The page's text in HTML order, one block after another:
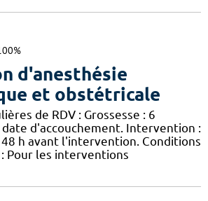
d'anesthésie
et obstétricale
de RDV : Grossesse : 6
d'accouchement. Intervention :
h avant l'intervention. Conditions
: Pour les interventions